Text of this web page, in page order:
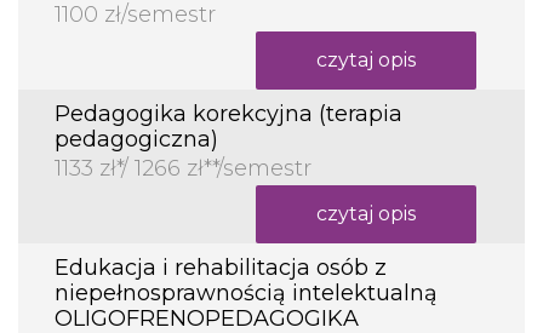
1100 zł/semestr
czytaj opis
Pedagogika korekcyjna (terapia
pedagogiczna)
1133 zł*/ 1266 zł**/semestr
czytaj opis
Edukacja i rehabilitacja osób z
niepełnosprawnością intelektualną
OLIGOFRENOPEDAGOGIKA